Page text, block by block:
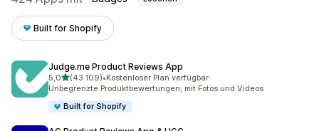
Built for Shopify
Judge.me Product Reviews App
5,0von 5 Sternen
(43.109)
43109 Rezensionen insgesamt
•Kostenloser Plan verfügbar
Unbegrenzte Produktbewertungen, mit Fotos und Videos
Built for Shopify